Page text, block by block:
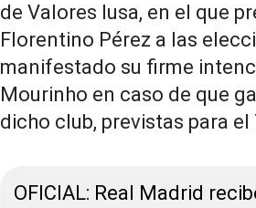
de Valores lusa, en el que
Florentino Pérez a las
manifestado su firme
Mourinho en caso de que
dicho club, previstas para el
OFICIAL: Real Madrid